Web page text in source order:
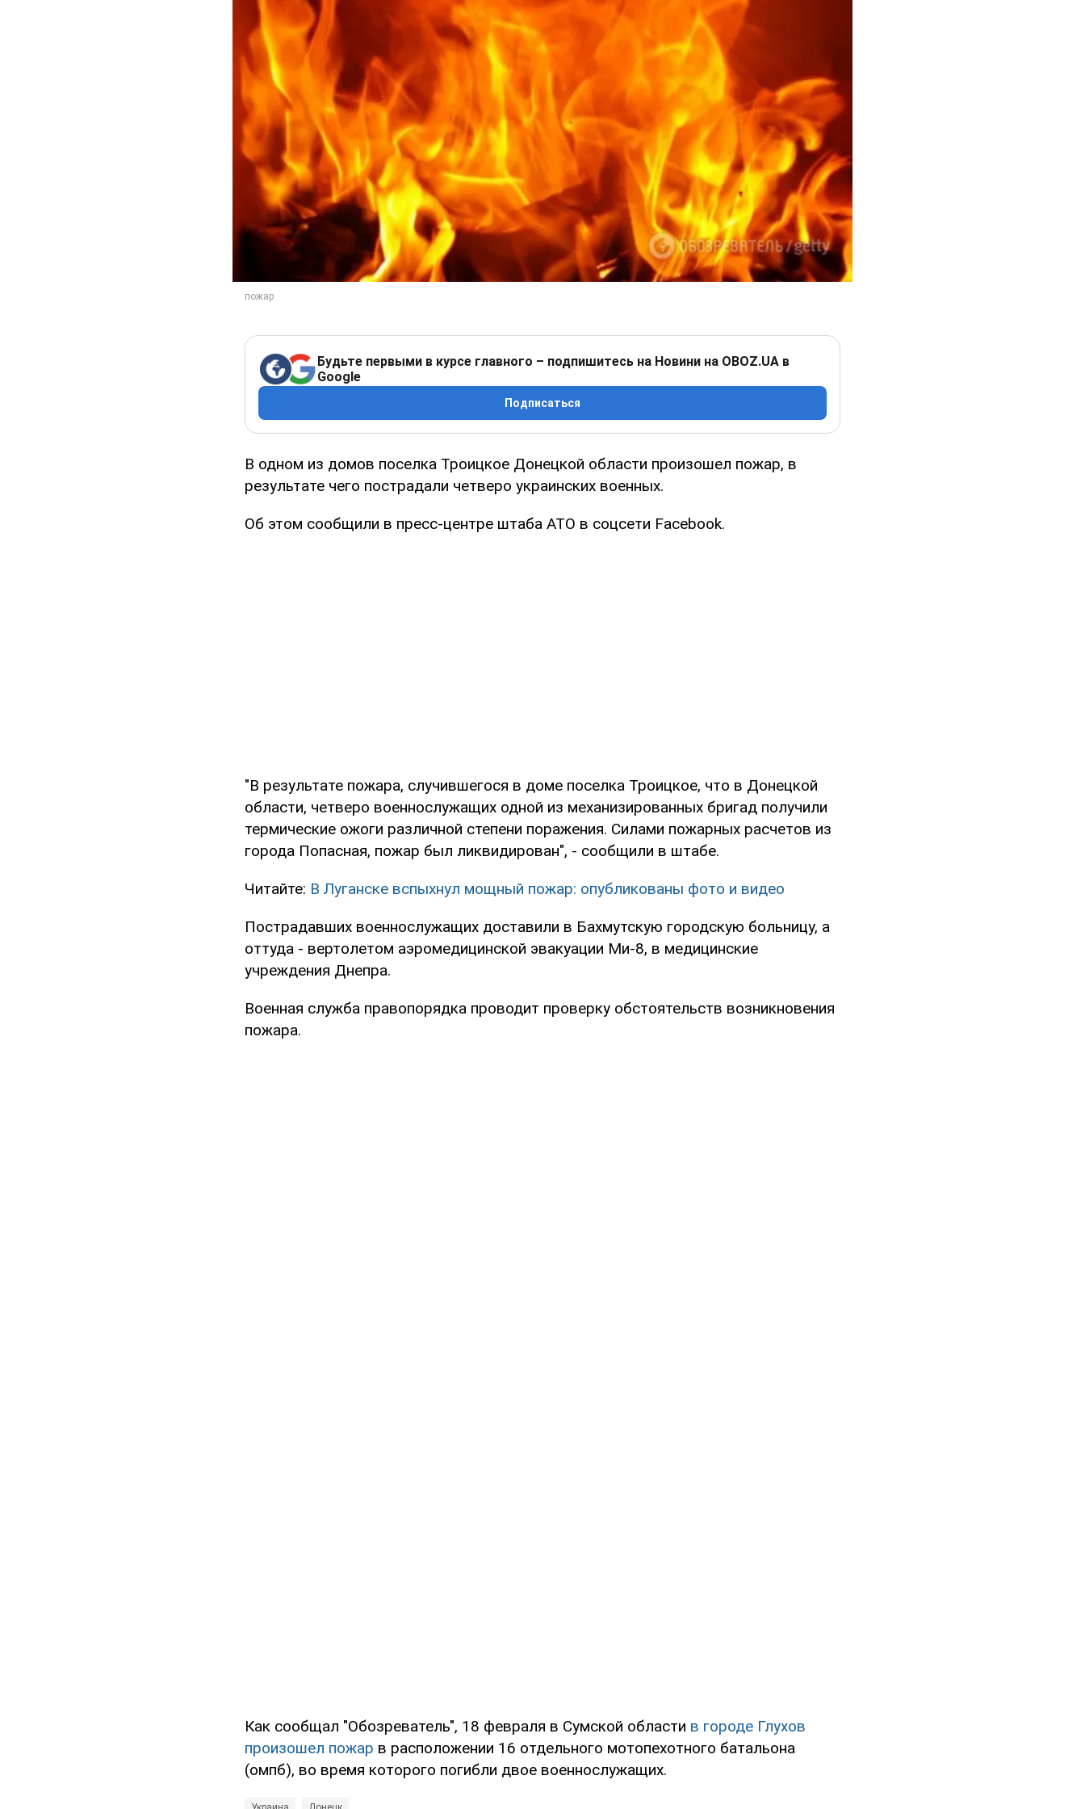
Будьте первыми в курсе главного – подпишитесь на Новини на OBOZ.UA в
Google
Подписаться
В одном из домов поселка Троицкое Донецкой области произошел пожар, в
результате чего пострадали четверо украинских военных.
Об этом сообщили в пресс-центре штаба АТО в соцсети Facebook.
"В результате пожара, случившегося в доме поселка Троицкое, что в Донецкой
области, четверо военнослужащих одной из механизированных бригад получили
термические ожоги различной степени поражения. Силами пожарных расчетов из
города Попасная, пожар был ликвидирован", - сообщили в штабе.
Читайте: В Луганске вспыхнул мощный пожар: опубликованы фото и видео
Пострадавших военнослужащих доставили в Бахмутскую городскую больницу, а
оттуда - вертолетом аэромедицинской эвакуации Ми-8, в медицинские
учреждения Днепра.
Военная служба правопорядка проводит проверку обстоятельств возникновения
пожара.
Как сообщал "Обозреватель", 18 февраля в Сумской области в городе Глухов
произошел пожар в расположении 16 отдельного мотопехотного батальона
(омпб), во время которого погибли двое военнослужащих.